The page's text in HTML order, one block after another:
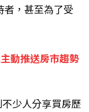
者，甚至為了受
動推送房市趨勢
少人分享買房歷